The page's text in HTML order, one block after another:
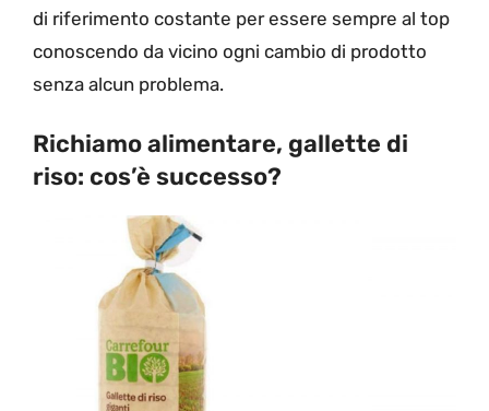
di riferimento costante per essere sempre al top
conoscendo da vicino ogni cambio di prodotto
senza alcun problema.
Richiamo alimentare, gallette di
riso: cos’è successo?